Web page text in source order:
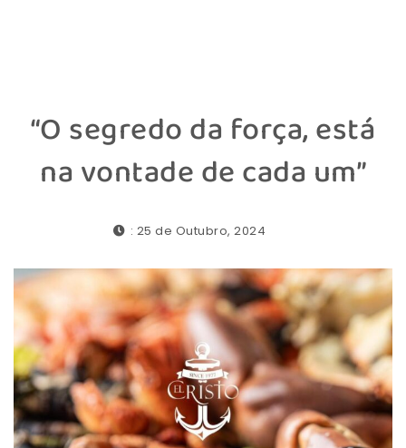
“O segredo da força, está
na vontade de cada um”
: 25 de Outubro, 2024